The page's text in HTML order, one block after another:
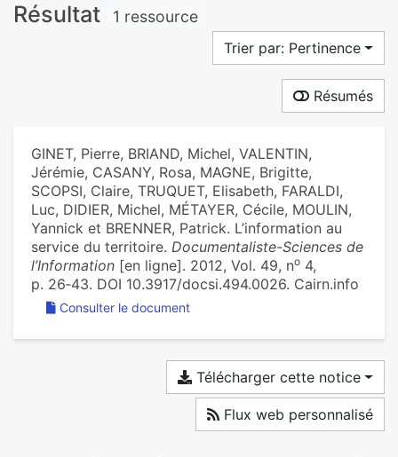
Résultat 1 ressource
Trier par: Pertinence
Résumés
GINET, Pierre, BRIAND, Michel, VALENTIN,
Jérémie, CASANY, Rosa, MAGNE, Brigitte,
SCOPSI, Claire, TRUQUET, Elisabeth, FARALDI,
Luc, DIDIER, Michel, MÉTAYER, Cécile, MOULIN,
Yannick et BRENNER, Patrick. L’information au
service du territoire. Documentaliste-Sciences de
l’Information [en ligne]. 2012, Vol. 49, no 4,
p. 26‑43. DOI 10.3917/docsi.494.0026. Cairn.info
Consulter le document
Télécharger cette notice
Flux web personnalisé